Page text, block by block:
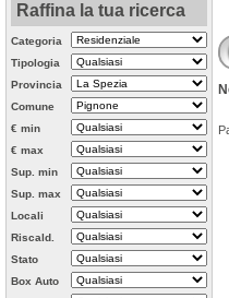
Raffina la tua ricerca
Categoria
Tipologia
Provincia
Comune
€ min
€ max
Sup. min
Sup. max
Locali
Riscald.
Stato
Box Auto